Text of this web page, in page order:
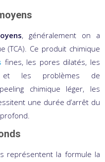
, généralement on a
(TCA). Ce produit chimique
fines, les pores dilatés, les
et les problèmes de
chimique léger, les
une durée d’arrêt du
représentent la formule la